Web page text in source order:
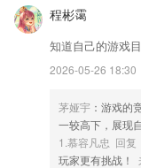
1,开发商：成都会当网络
2,丰富的服务内容，你
3,学习记录：拍照有记
4,为每个分类帐提供或
5,快速排班：教练可以
员，还可以一键邀请学
程彬霭
知道自己的游戏
2026-05-26 18:30
茅娅宇 ：游戏的
一较高下，展现
1.慕容凡忠 回复
玩家更有挑战！